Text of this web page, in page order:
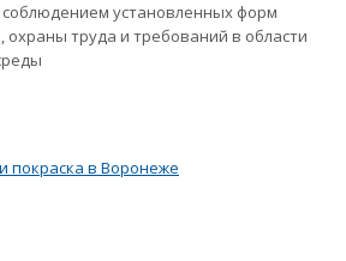
установленных форм
охраны труда и требований в области
покраска в Воронеже